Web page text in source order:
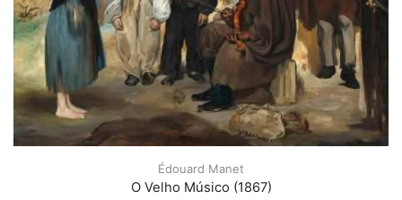
Édouard Manet
O Velho Músico (1867)